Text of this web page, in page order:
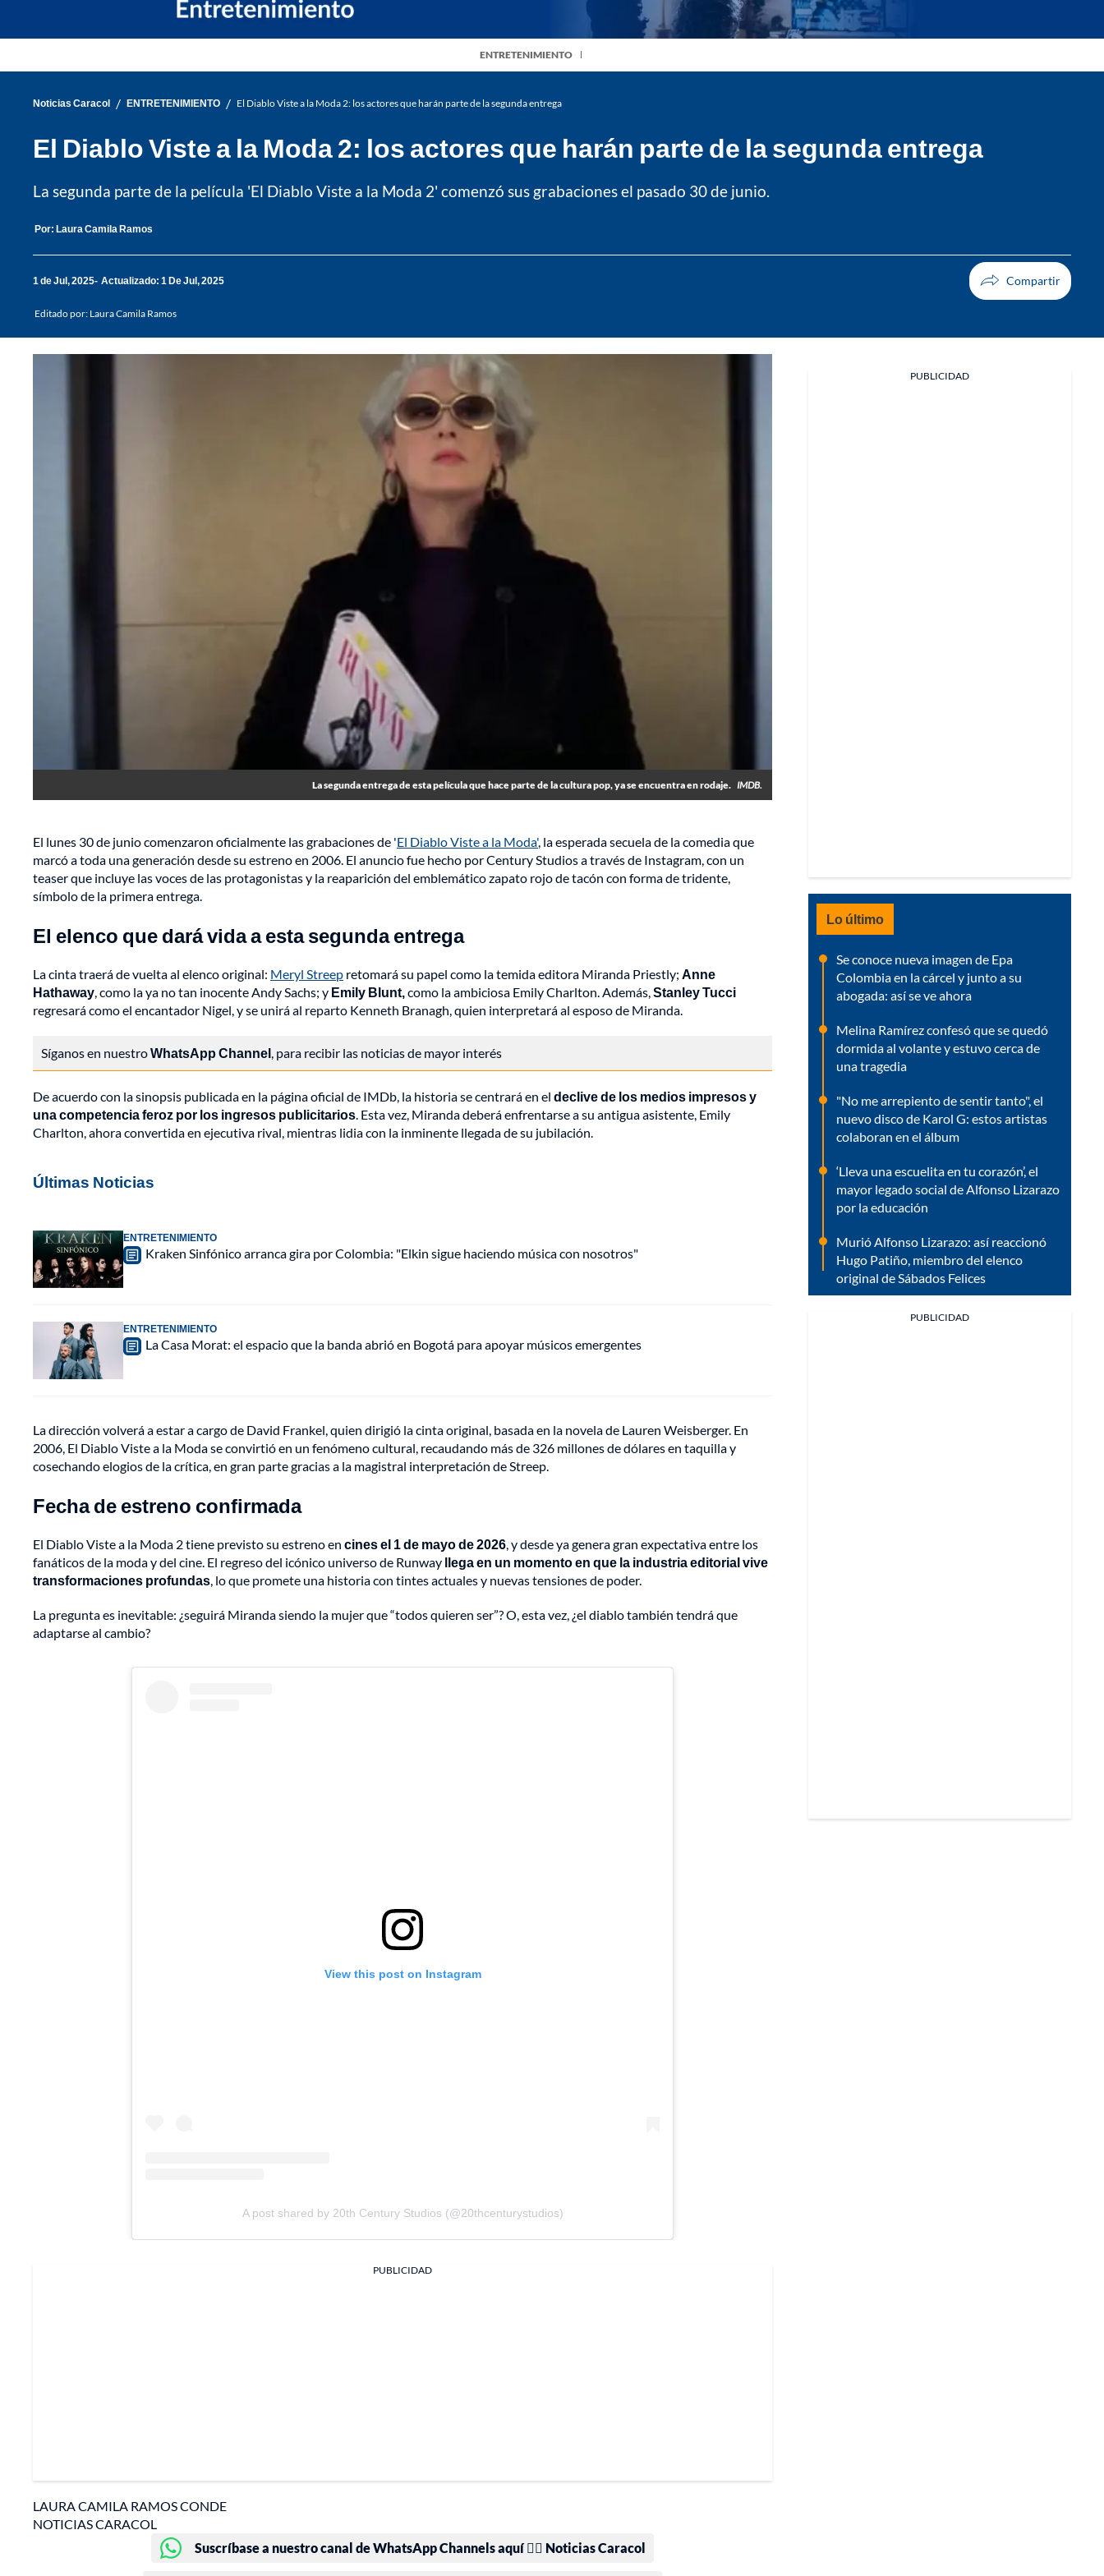
ENTRETENIMIENTO
Noticias Caracol / ENTRETENIMIENTO / El Diablo Viste a la Moda 2: los actores que harán parte de la segunda entrega
El Diablo Viste a la Moda 2: los actores que harán parte de la segunda entrega
La segunda parte de la película 'El Diablo Viste a la Moda 2' comenzó sus grabaciones el pasado 30 de junio.
Por: Laura Camila Ramos
1 de Jul, 2025 Actualizado: 1 De Jul, 2025
Editado por: Laura Camila Ramos
La segunda entrega de esta película que hace parte de la cultura pop, ya se encuentra en rodaje. IMDB.
El lunes 30 de junio comenzaron oficialmente las grabaciones de 'El Diablo Viste a la Moda', la esperada secuela de la comedia que
marcó a toda una generación desde su estreno en 2006. El anuncio fue hecho por Century Studios a través de Instagram, con un
teaser que incluye las voces de las protagonistas y la reaparición del emblemático zapato rojo de tacón con forma de tridente,
símbolo de la primera entrega.
El elenco que dará vida a esta segunda entrega
La cinta traerá de vuelta al elenco original: Meryl Streep retomará su papel como la temida editora Miranda Priestly; Anne
Hathaway, como la ya no tan inocente Andy Sachs; y Emily Blunt,como la ambiciosa Emily Charlton. Además,Stanley Tucci
regresará como el encantador Nigel, y se unirá al reparto Kenneth Branagh, quien interpretará al esposo de Miranda.
Síganos en nuestroWhatsApp Channel, para recibir las noticias de mayor interés
De acuerdo con la sinopsis publicada en la página oficial de IMDb, la historia se centrará en el declive de los medios impresos y
una competencia feroz por los ingresos publicitarios. Esta vez, Miranda deberá enfrentarse a su antigua asistente, Emily
Charlton, ahora convertida en ejecutiva rival, mientras lidia con la inminente llegada de su jubilación.
Últimas Noticias
ENTRETENIMIENTO
Kraken Sinfónico arranca gira por Colombia: "Elkin sigue haciendo música con nosotros"
ENTRETENIMIENTO
La Casa Morat: el espacio que la banda abrió en Bogotá para apoyar músicos emergentes
La dirección volverá a estar a cargo de David Frankel, quien dirigió la cinta original, basada en la novela de Lauren Weisberger. En
2006, El Diablo Viste a la Moda se convirtió en un fenómeno cultural, recaudando más de 326 millones de dólares en taquilla y
cosechando elogios de la crítica, en gran parte gracias a la magistral interpretación de Streep.
Fecha de estreno confirmada
El Diablo Viste a la Moda 2 tiene previsto su estreno en cines el 1 de mayo de 2026, y desde ya genera gran expectativa entre los
fanáticos de la moda y del cine. El regreso del icónico universo de Runway llega en un momento en que la industria editorial vive
transformaciones profundas, lo que promete una historia con tintes actuales y nuevas tensiones de poder.
La pregunta es inevitable: ¿seguirá Miranda siendo la mujer que “todos quieren ser”? O, esta vez, ¿el diablo también tendrá que
adaptarse al cambio?
View this post on Instagram
A post shared by 20th Century Studios (@20thcenturystudios)
PUBLICIDAD
LAURA CAMILA RAMOS CONDE
NOTICIAS CARACOL
Suscríbase a nuestro canal de WhatsApp Channels aquí 👉🏻 Noticias Caracol
PUBLICIDAD
Lo último
Se conoce nueva imagen de Epa
Colombia en la cárcel y junto a su
abogada: así se ve ahora
Melina Ramírez confesó que se quedó
dormida al volante y estuvo cerca de
una tragedia
"No me arrepiento de sentir tanto", el
nuevo disco de Karol G: estos artistas
colaboran en el álbum
‘Lleva una escuelita en tu corazón’, el
mayor legado social de Alfonso Lizarazo
por la educación
Murió Alfonso Lizarazo: así reaccionó
Hugo Patiño, miembro del elenco
original de Sábados Felices
PUBLICIDAD